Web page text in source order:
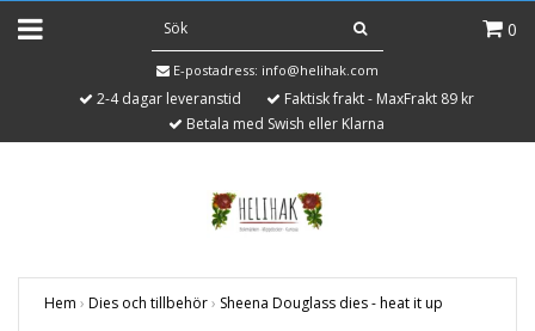
0
E-postadress: info@helihak.com
2-4 dagar leveranstid
Faktisk frakt - MaxFrakt 89 kr
Betala med Swish eller Klarna
Hem › Dies och tillbehör› Sheena Douglass dies - heat it up